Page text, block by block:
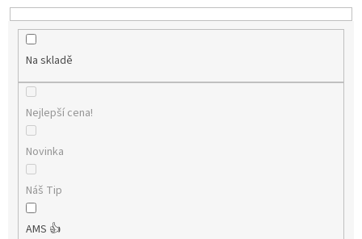
Slovníček
pojmů
Program
školy
Značky
Měna
(CZK)
Přihlášení
Na skladě
Nejlepší cena!
Novinka
Náš Tip
AMS 👍